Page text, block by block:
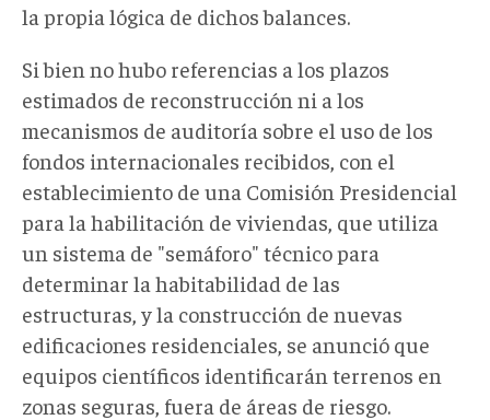
la propia lógica de dichos balances.
Si bien no hubo referencias a los plazos
estimados de reconstrucción ni a los
mecanismos de auditoría sobre el uso de los
fondos internacionales recibidos, con el
establecimiento de una Comisión Presidencial
para la habilitación de viviendas, que utiliza
un sistema de "semáforo" técnico para
determinar la habitabilidad de las
estructuras, y la construcción de nuevas
edificaciones residenciales, se anunció que
equipos científicos identificarán terrenos en
zonas seguras, fuera de áreas de riesgo.